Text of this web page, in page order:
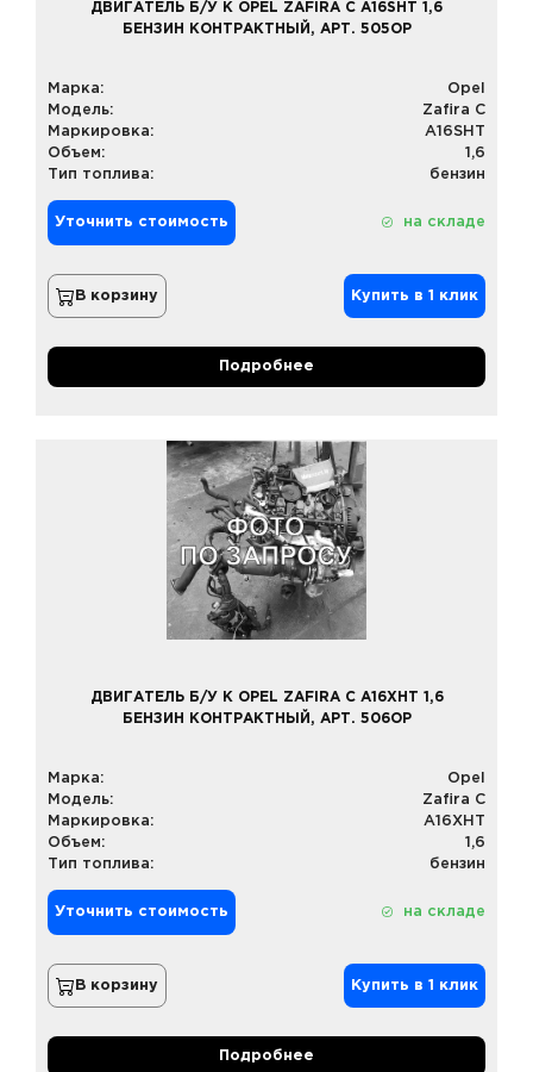
ДВИГАТЕЛЬ Б/У К OPEL ZAFIRA C A16SHT 1,6
БЕНЗИН КОНТРАКТНЫЙ, АРТ. 505OP
Марка:
Opel
Модель:
Zafira C
Маркировка:
A16SHT
Объем:
1,6
Тип топлива:
бензин
Уточнить стоимость на складе
В корзину Купить в 1 клик
Подробнее
ДВИГАТЕЛЬ Б/У К OPEL ZAFIRA C A16XHT 1,6
БЕНЗИН КОНТРАКТНЫЙ, АРТ. 506OP
Марка:
Opel
Модель:
Zafira C
Маркировка:
A16XHT
Объем:
1,6
Тип топлива:
бензин
Уточнить стоимость на складе
В корзину Купить в 1 клик
Подробнее